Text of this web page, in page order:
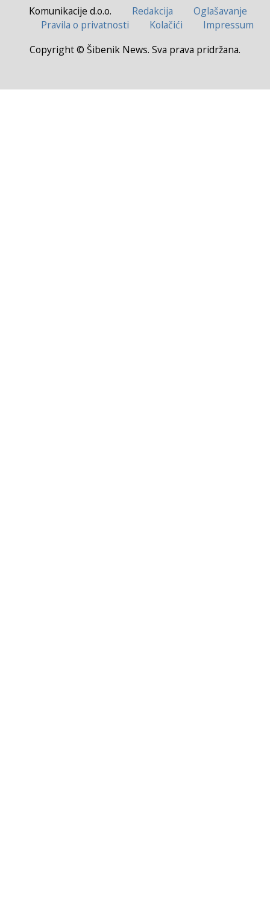
Komunikacije d.o.o. Redakcija
Oglašavanje
Pravila o privatnosti
Kolačići
Impressum
Copyright © Šibenik News. Sva prava pridržana.